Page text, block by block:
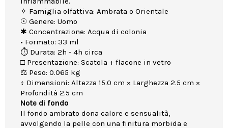
✧ Famiglia olfattiva: Ambrata o Orientale
☉ Genere: Uomo
✱ Concentrazione: Acqua di colonia
• Formato: 33 ml
⏱ Durata: 2h - 4h circa
□ Presentazione: Scatola + flacone in vetro
⚖ Peso: 0.065 kg
↕ Dimensioni: Altezza 15.0 cm × Larghezza 2.5 cm ×
Profondità 2.5 cm
Note di fondo
Il fondo ambrato dona calore e sensualità,
avvolgendo la pelle con una finitura morbida e